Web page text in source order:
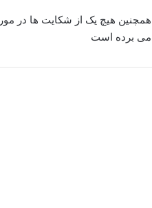
همچنین هیچ یک از شکایت ها در
می برده است